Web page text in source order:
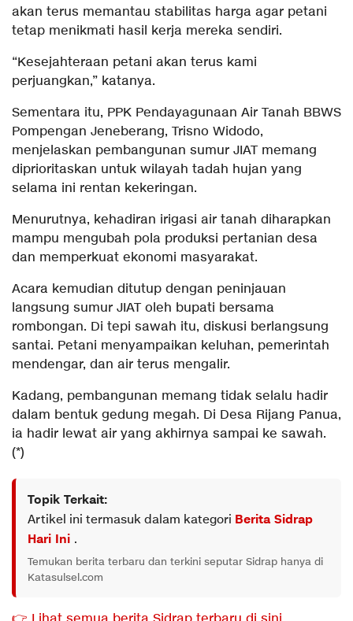
akan terus memantau stabilitas harga agar petani
tetap menikmati hasil kerja mereka sendiri.
“Kesejahteraan petani akan terus kami
perjuangkan,” katanya.
Sementara itu, PPK Pendayagunaan Air Tanah BBWS
Pompengan Jeneberang, Trisno Widodo,
menjelaskan pembangunan sumur JIAT memang
diprioritaskan untuk wilayah tadah hujan yang
selama ini rentan kekeringan.
Menurutnya, kehadiran irigasi air tanah diharapkan
mampu mengubah pola produksi pertanian desa
dan memperkuat ekonomi masyarakat.
Acara kemudian ditutup dengan peninjauan
langsung sumur JIAT oleh bupati bersama
rombongan. Di tepi sawah itu, diskusi berlangsung
santai. Petani menyampaikan keluhan, pemerintah
mendengar, dan air terus mengalir.
Kadang, pembangunan memang tidak selalu hadir
dalam bentuk gedung megah. Di Desa Rijang Panua,
ia hadir lewat air yang akhirnya sampai ke sawah.
(*)
Topik Terkait:
Artikel ini termasuk dalam kategori Berita Sidrap
Hari Ini .
Temukan berita terbaru dan terkini seputar Sidrap hanya di
Katasulsel.com